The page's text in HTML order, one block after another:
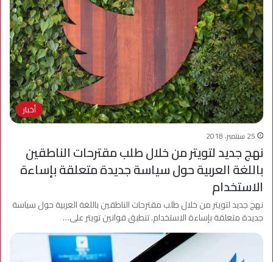
أخبار
25 سبتمبر، 2018
نهج جديد لتويتر من خلال طلب مقترحات الناطقين
باللغة العربية حول سياسة جديدة متعلقة بإساءة
الاستخدام
نهج جديد لتويتر من خلال طلب مقترحات الناطقين باللغة العربية حول سياسة
جديدة متعلقة بإساءة الاستخدام. تنطبق قوانين تويتر على…